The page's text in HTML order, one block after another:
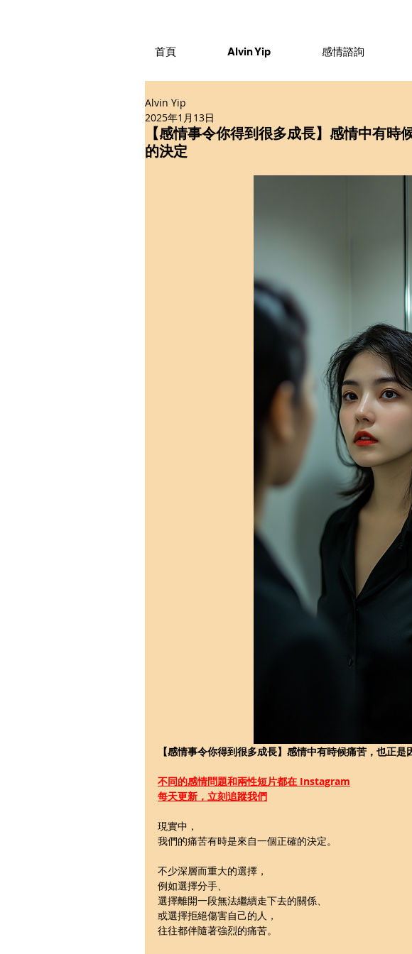
首頁 Alvin Yip 感情諮詢
【感情事令你得到很多成長】感情中有時
的決定
Alvin Yip
2025年1月13日
【感情事令你得到很多成長】感情中有時候痛苦，也正是
不同的感情問題和兩性短片都在 Instagram
每天更新，立刻追蹤我們
現實中，
我們的痛苦有時是來自一個正確的決定。
不少深層而重大的選擇，
例如選擇分手、
選擇離開一段無法繼續走下去的關係、
或選擇拒絕傷害自己的人，
往往都伴隨著強烈的痛苦。